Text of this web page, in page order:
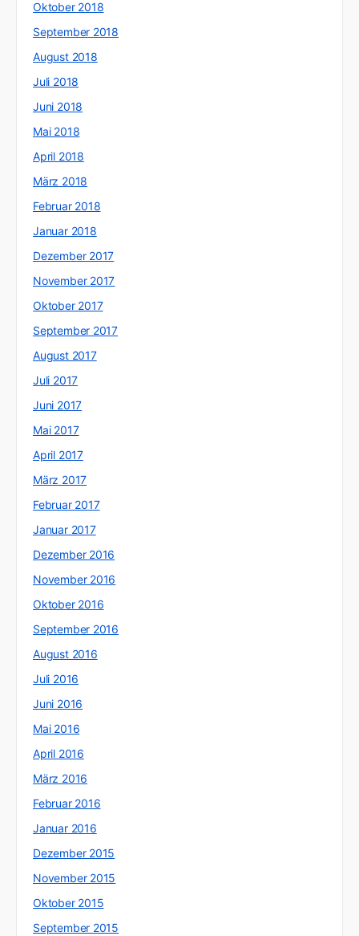
Oktober 2018
September 2018
August 2018
Juli 2018
Juni 2018
Mai 2018
April 2018
März 2018
Februar 2018
Januar 2018
Dezember 2017
November 2017
Oktober 2017
September 2017
August 2017
Juli 2017
Juni 2017
Mai 2017
April 2017
März 2017
Februar 2017
Januar 2017
Dezember 2016
November 2016
Oktober 2016
September 2016
August 2016
Juli 2016
Juni 2016
Mai 2016
April 2016
März 2016
Februar 2016
Januar 2016
Dezember 2015
November 2015
Oktober 2015
September 2015